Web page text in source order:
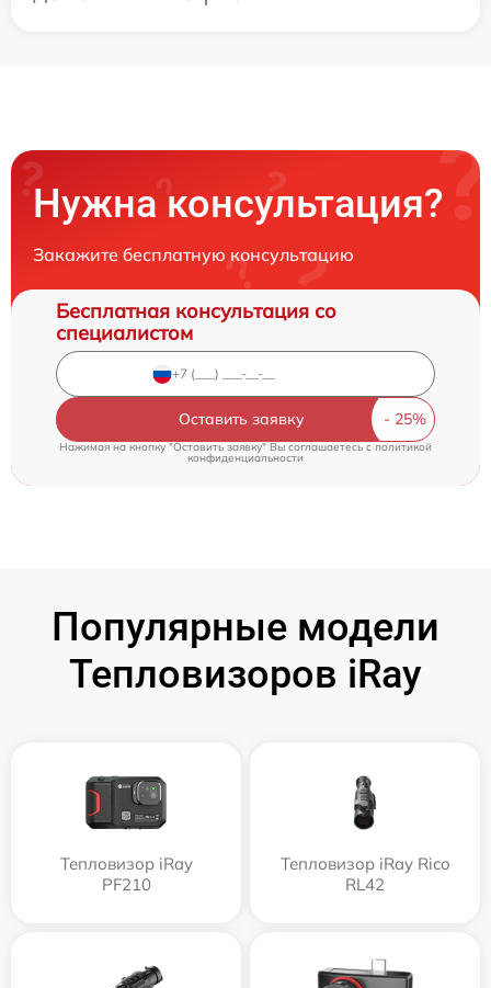
Нужна консультация?
Закажите бесплатную консультацию
Бесплатная консультация со
специалистом
Оставить заявку
Нажимая на кнопку "Оставить заявку" Вы соглашаетесь cполитикой
конфиденциальности
Популярные модели
Тепловизоров iRay
Тепловизор iRay
PF210
Тепловизор iRay Rico
RL42